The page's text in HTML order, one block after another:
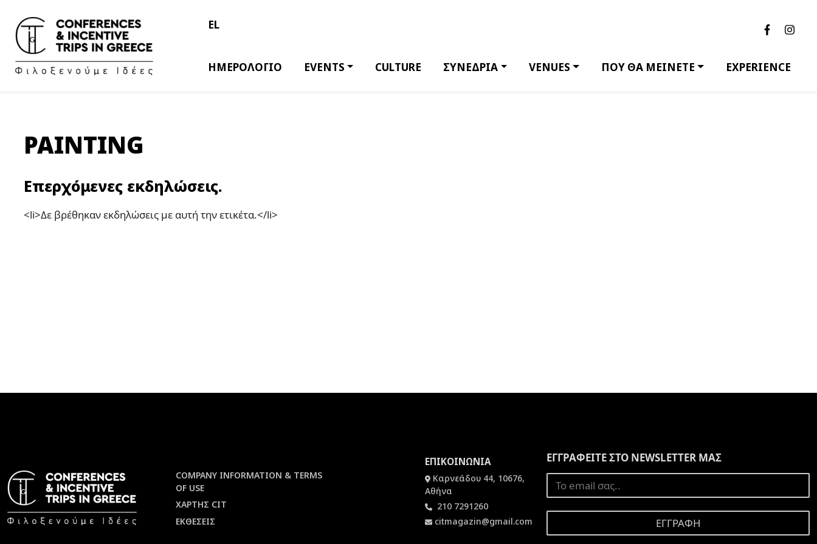
EL
ΗΜΕΡΟΛΟΓΙΟ EVENTS CULTURE ΣΥΝΕΔΡΙΑ VENUES ΠΟΥ ΘΑ ΜΕΙΝΕΤΕ EXPERIENCE
PAINTING
Επερχόμενες εκδηλώσεις.
<li>Δε βρέθηκαν εκδηλώσεις με αυτή την ετικέτα.</li>
COMPANY INFORMATION & TERMS
OF USE
ΧΑΡΤΗΣ CIT
ΕΚΘΕΣΕΙΣ
ΕΠΙΚΟΙΝΩΝΙΑ
Καρνεάδου 44, 10676,
Αθήνα
210 7291260
citmagazin@gmail.com
ΕΓΓΡΑΦΕΙΤΕ ΣΤΟ NEWSLETTER ΜΑΣ